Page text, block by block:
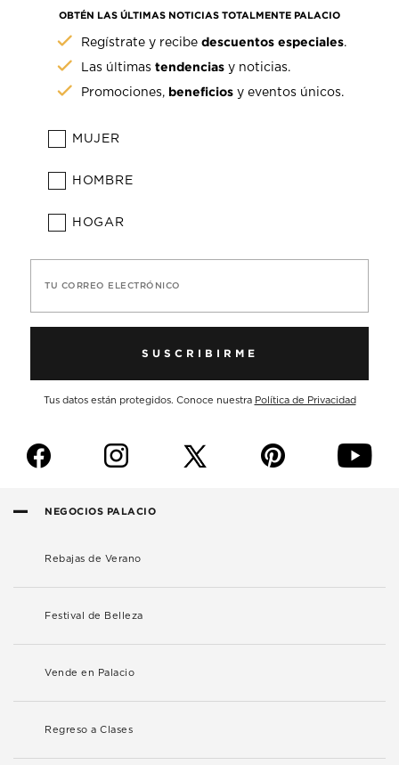
OBTÉN LAS ÚLTIMAS NOTICIAS TOTALMENTE PALACIO
Regístrate y recibedescuentos especiales.
Las últimastendencias y noticias.
Promociones, beneficios y eventos únicos.
MUJER
HOMBRE
HOGAR
TU CORREO ELECTRÓNICO
SUSCRIBIRME
Tus datos están protegidos. Conoce nuestra Política de Privacidad
f i p y
NEGOCIOS PALACIO
Rebajas de Verano
Festival de Belleza
Vende en Palacio
Regreso a Clases